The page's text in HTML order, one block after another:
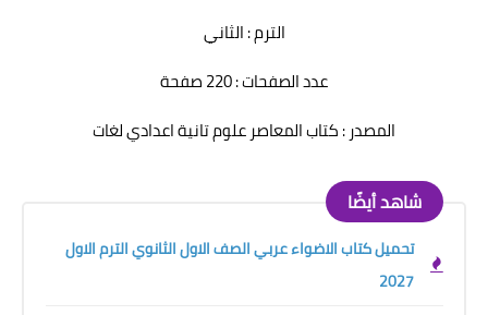
الترم : الثاني
عدد الصفحات : 220 صفحة
المصدر : كتاب المعاصر علوم تانية اعدادي لغات
شاهد أيضًا
تحميل كتاب الاضواء عربي الصف الاول الثانوي الترم الاول
2027